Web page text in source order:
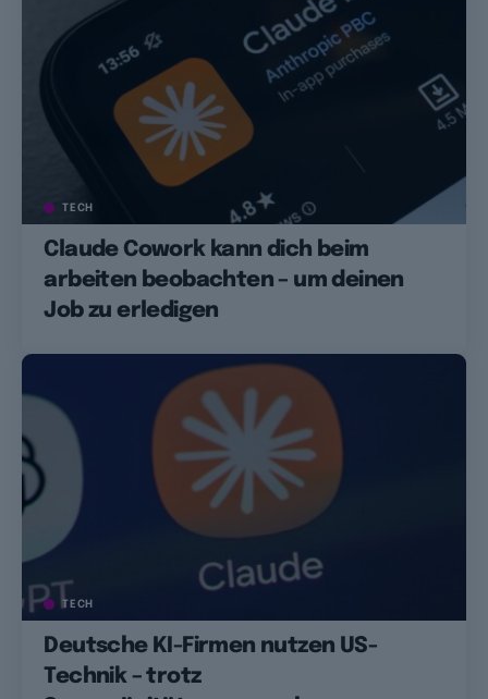
TECH
Claude Cowork kann dich beim
arbeiten beobachten – um deinen
Job zu erledigen
TECH
Deutsche KI-Firmen nutzen US-
Technik – trotz